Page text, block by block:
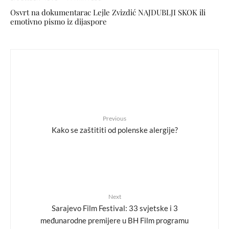
Osvrt na dokumentarac Lejle Zvizdić NAJDUBLJI SKOK ili
emotivno pismo iz dijaspore
Previous
Kako se zaštititi od polenske alergije?
Next
Sarajevo Film Festival: 33 svjetske i 3
međunarodne premijere u BH Film programu